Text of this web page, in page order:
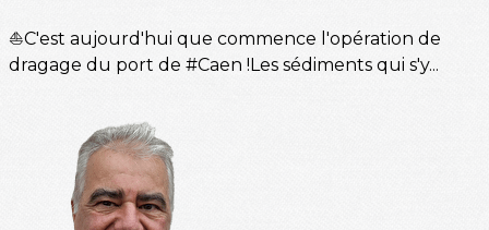
⛵C'est aujourd'hui que commence l'opération de
dragage du port de #Caen !Les sédiments qui s'y...